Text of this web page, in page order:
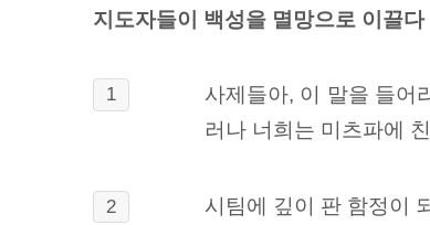
지도자들이 백성을 멸망으로 이끌다
1
사제들아, 이 말을 들어
러나 너희는 미츠파에
2 시팀에 깊이 판 함정이